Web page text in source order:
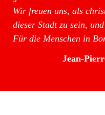
Wir freuen uns, als
dieser Stadt zu sein,
Für die Menschen in
Jean-